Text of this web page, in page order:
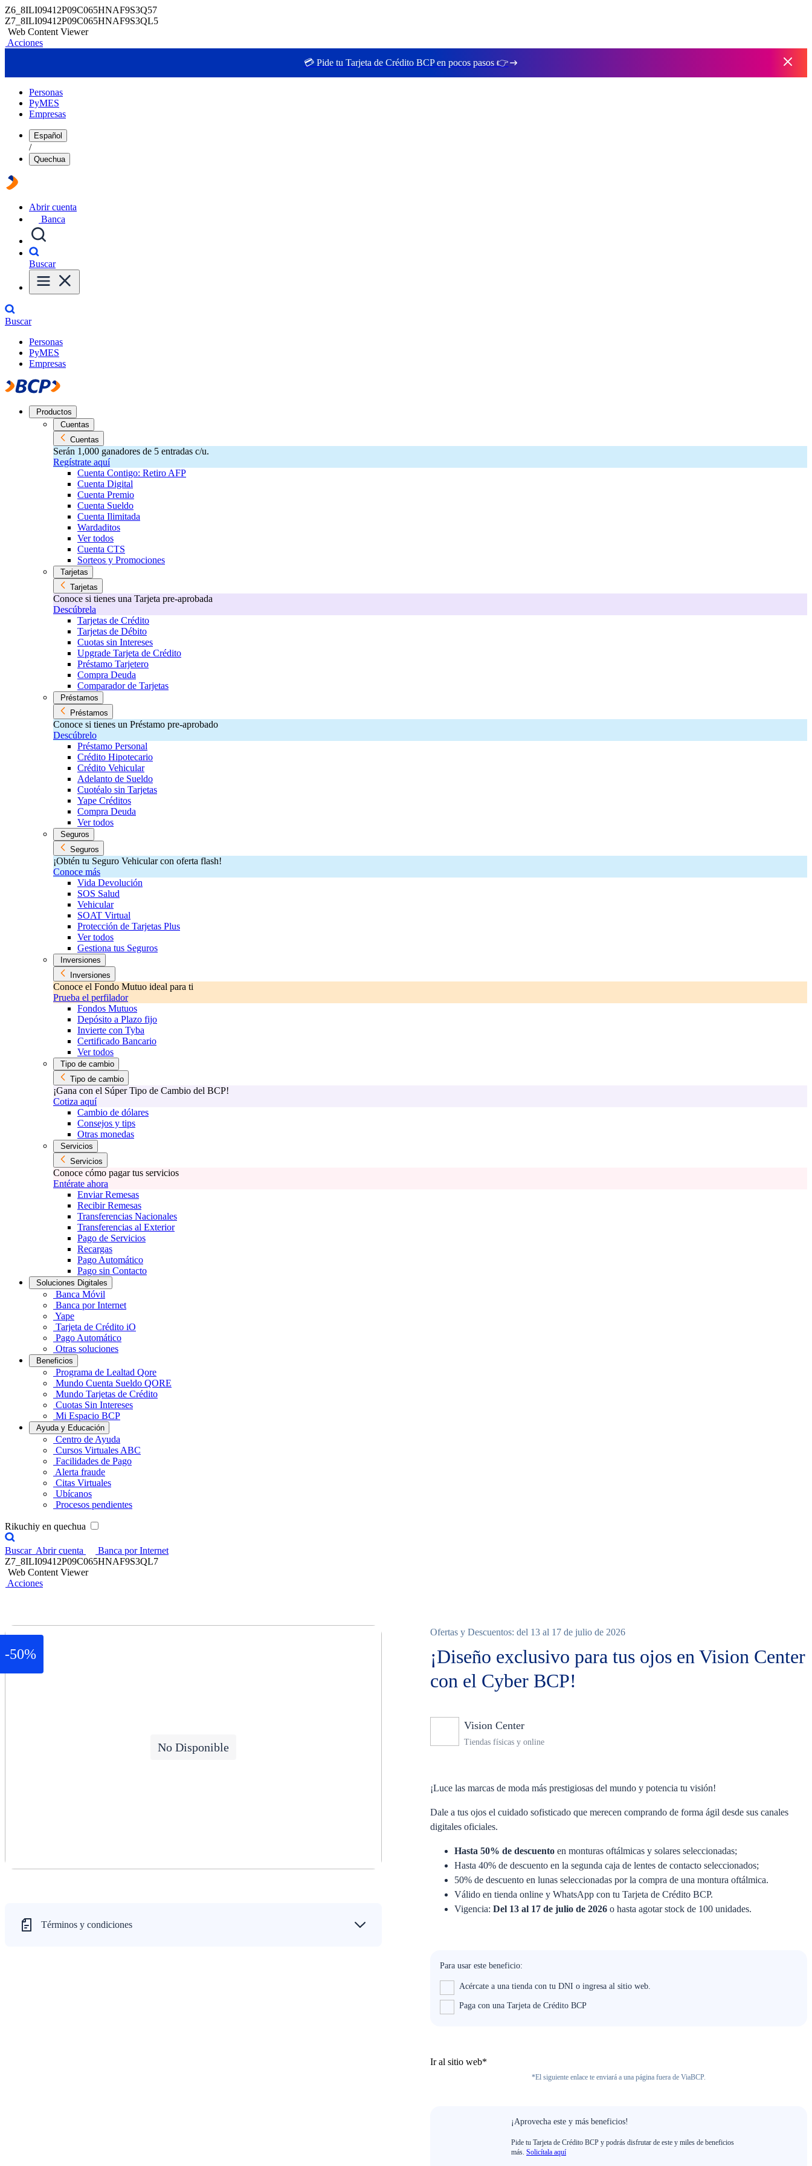
Z6_8ILI09412P09C065HNAF9S3Q57
Z7_8ILI09412P09C065HNAF9S3QL5
Web Content Viewer
Acciones
💳 Pide tu Tarjeta de Crédito BCP en pocos pasos 👉
Personas
PyMES
Empresas
Español
/
Quechua
Abrir cuenta
Banca
Buscar
Buscar
Personas
PyMES
Empresas
Productos
Cuentas
Cuentas
Serán 1,000 ganadores de 5 entradas c/u.
Regístrate aquí
Cuenta Contigo: Retiro AFP
Cuenta Digital
Cuenta Premio
Cuenta Sueldo
Cuenta Ilimitada
Wardaditos
Ver todos
Cuenta CTS
Sorteos y Promociones
Tarjetas
Tarjetas
Conoce si tienes una Tarjeta pre-aprobada
Descúbrela
Tarjetas de Crédito
Tarjetas de Débito
Cuotas sin Intereses
Upgrade Tarjeta de Crédito
Préstamo Tarjetero
Compra Deuda
Comparador de Tarjetas
Préstamos
Préstamos
Conoce si tienes un Préstamo pre-aprobado
Descúbrelo
Préstamo Personal
Crédito Hipotecario
Crédito Vehicular
Adelanto de Sueldo
Cuotéalo sin Tarjetas
Yape Créditos
Compra Deuda
Ver todos
Seguros
Seguros
¡Obtén tu Seguro Vehicular con oferta flash!
Conoce más
Vida Devolución
SOS Salud
Vehicular
SOAT Virtual
Protección de Tarjetas Plus
Ver todos
Gestiona tus Seguros
Inversiones
Inversiones
Conoce el Fondo Mutuo ideal para ti
Prueba el perfilador
Fondos Mutuos
Depósito a Plazo fijo
Invierte con Tyba
Certificado Bancario
Ver todos
Tipo de cambio
Tipo de cambio
¡Gana con el Súper Tipo de Cambio del BCP!
Cotiza aquí
Cambio de dólares
Consejos y tips
Otras monedas
Servicios
Servicios
Conoce cómo pagar tus servicios
Entérate ahora
Enviar Remesas
Recibir Remesas
Transferencias Nacionales
Transferencias al Exterior
Pago de Servicios
Recargas
Pago Automático
Pago sin Contacto
Soluciones Digitales
Banca Móvil
Banca por Internet
Yape
Tarjeta de Crédito iO
Pago Automático
Otras soluciones
Beneficios
Programa de Lealtad Qore
Mundo Cuenta Sueldo QORE
Mundo Tarjetas de Crédito
Cuotas Sin Intereses
Mi Espacio BCP
Ayuda y Educación
Centro de Ayuda
Cursos Virtuales ABC
Facilidades de Pago
Alerta fraude
Citas Virtuales
Ubícanos
Procesos pendientes
Rikuchiy en quechua
Buscar Abrir cuenta
Banca por Internet
Z7_8ILI09412P09C065HNAF9S3QL7
Web Content Viewer
Acciones
-50%
No Disponible
Términos y condiciones
Ofertas y Descuentos: del 13 al 17 de julio de 2026
¡Diseño exclusivo para tus ojos en Vision Center
con el Cyber BCP!
Vision Center
Tiendas físicas y online
¡Luce las marcas de moda más prestigiosas del mundo y potencia tu visión!
Dale a tus ojos el cuidado sofisticado que merecen comprando de forma ágil desde sus canales
digitales oficiales.
Hasta 50% de descuento en monturas oftálmicas y solares seleccionadas;
Hasta 40% de descuento en la segunda caja de lentes de contacto seleccionados;
50% de descuento en lunas seleccionadas por la compra de una montura oftálmica.
Válido en tienda online y WhatsApp con tu Tarjeta de Crédito BCP.
Vigencia: Del 13 al 17 de julio de 2026 o hasta agotar stock de 100 unidades.
Para usar este beneficio:
Acércate a una tienda con tu DNI o ingresa al sitio web.
Paga con una Tarjeta de Crédito BCP
Ir al sitio web*
*El siguiente enlace te enviará a una página fuera de ViaBCP.
¡Aprovecha este y más beneficios!
Pide tu Tarjeta de Crédito BCP y podrás disfrutar de este y miles de beneficios
más. Solicítala aquí